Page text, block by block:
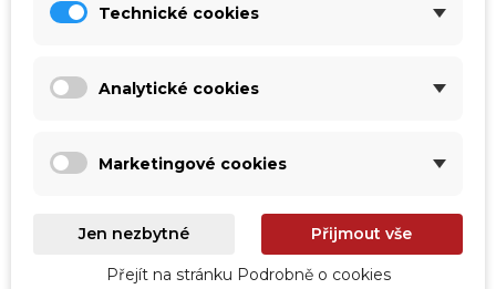
Roboty
Prohlédnout
Technické cookies
Analytické cookies
Marketingové cookies
Jen nezbytné Přijmout vše
Přejít na stránku Podrobně o cookies